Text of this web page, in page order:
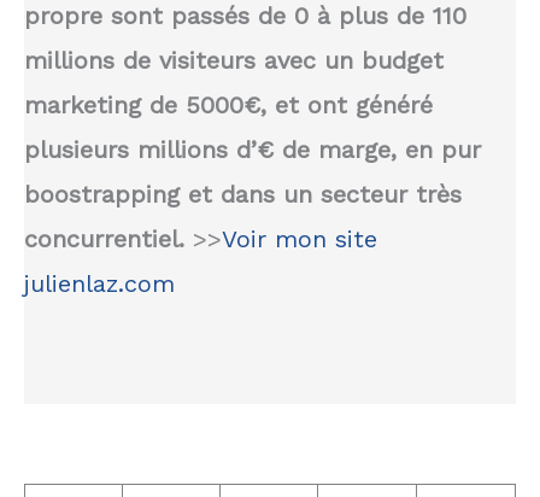
propre sont passés de 0 à plus de 110
millions de visiteurs avec un budget
marketing de 5000€, et ont généré
plusieurs millions d’€ de marge, en pur
boostrapping et dans un secteur très
concurrentiel. >>Voir mon site
julienlaz.com